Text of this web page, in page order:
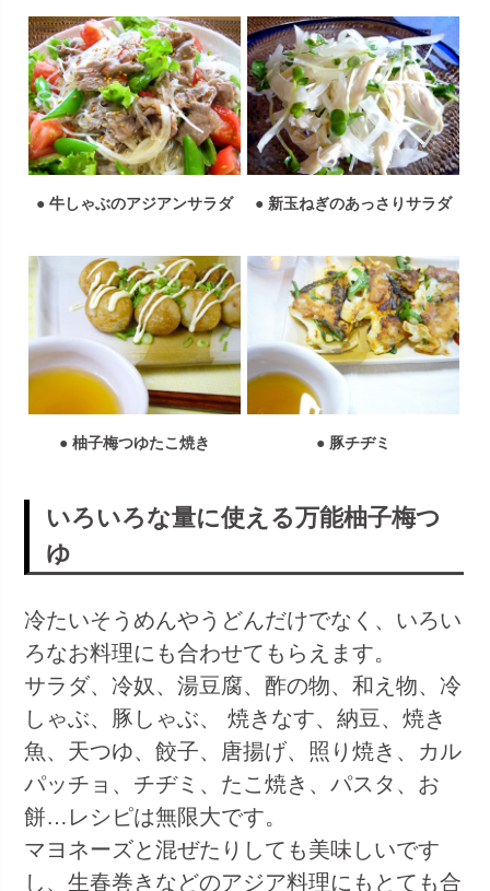
● 牛しゃぶのアジアンサラダ ● 新玉ねぎのあっさりサラダ
● 柚子梅つゆたこ焼き ● 豚チヂミ
いろいろな量に使える万能柚子梅つ
ゆ
冷たいそうめんやうどんだけでなく、いろい
ろなお料理にも合わせてもらえます。
サラダ、冷奴、湯豆腐、酢の物、和え物、冷
しゃぶ、豚しゃぶ、 焼きなす、納豆、焼き
魚、天つゆ、餃子、唐揚げ、照り焼き、カル
パッチョ、チヂミ、たこ焼き、パスタ、お
餅…レシピは無限大です。
マヨネーズと混ぜたりしても美味しいです
し、生春巻きなどのアジア料理にもとても合